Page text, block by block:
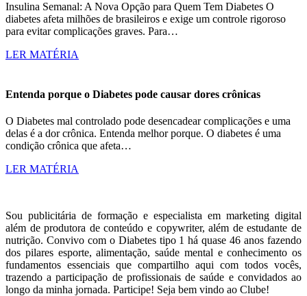
Insulina Semanal: A Nova Opção para Quem Tem Diabetes O
diabetes afeta milhões de brasileiros e exige um controle rigoroso
para evitar complicações graves. Para…
LER MATÉRIA
Entenda porque o Diabetes pode causar dores crônicas
O Diabetes mal controlado pode desencadear complicações e uma
delas é a dor crônica. Entenda melhor porque. O diabetes é uma
condição crônica que afeta…
LER MATÉRIA
Sou publicitária de formação e especialista em marketing digital
além de produtora de conteúdo e copywriter, além de estudante de
nutrição. Convivo com o Diabetes tipo 1 há quase 46 anos fazendo
dos pilares esporte, alimentação, saúde mental e conhecimento os
fundamentos essenciais que compartilho aqui com todos vocês,
trazendo a participação de profissionais de saúde e convidados ao
longo da minha jornada. Participe! Seja bem vindo ao Clube!